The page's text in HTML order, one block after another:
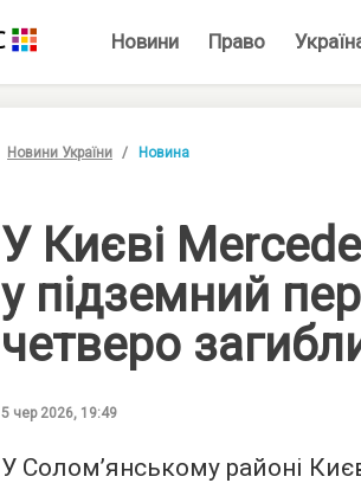
Новини Право
Новини України Новина
У Києві
у підземний
четверо
5 чер 2026, 19:49
У Солом’янському районі